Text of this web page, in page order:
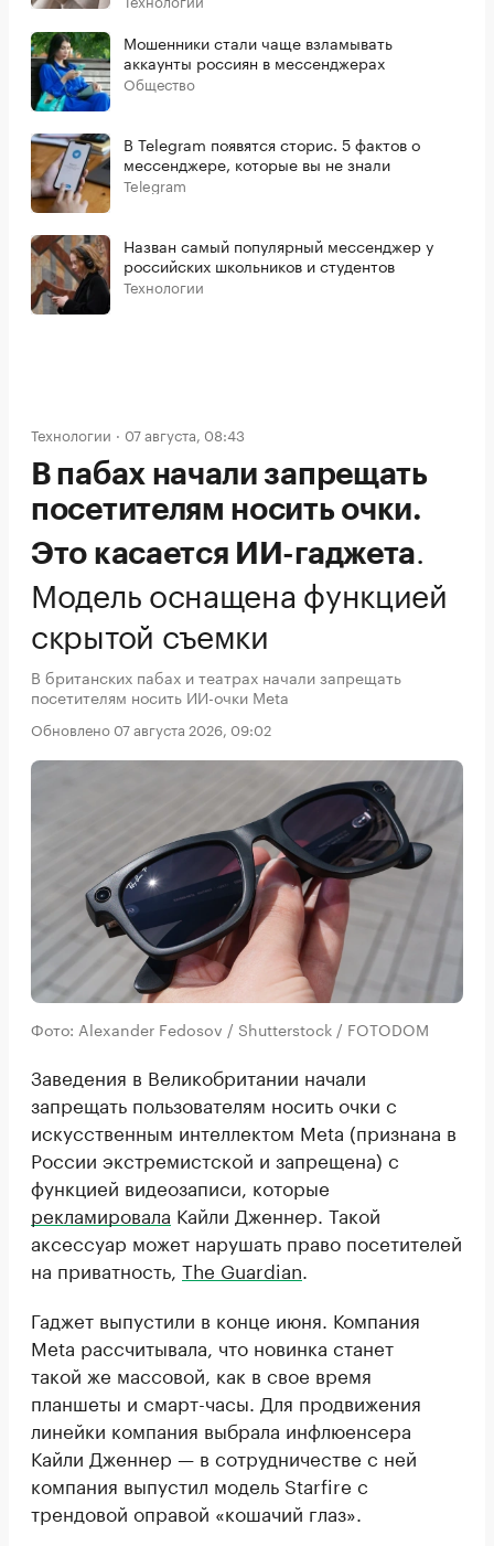
Мошенники стали чаще взламывать
аккаунты россиян в мессенджерах
Общество
В Telegram появятся сторис. 5 фактов о
мессенджере, которые вы не знали
Telegram
Назван самый популярный мессенджер у
российских школьников и студентов
Технологии
Технологии 07 августа, 08:43
В пабах начали запрещать
посетителям носить очки.
Это касается ИИ-гаджета.
Модель оснащена функцией
скрытой съемки
В британских пабах и театрах начали запрещать
посетителям носить ИИ-очки Meta
Обновлено 07 августа 2026, 09:02
Фото: Alexander Fedosov / Shutterstock / FOTODOM
Заведения в Великобритании начали
запрещать пользователям носить очки с
искусственным интеллектом Meta (признана в
России экстремистской и запрещена) с
функцией видеозаписи, которые
рекламировала Кайли Дженнер. Такой
аксессуар может нарушать право посетителей
на приватность, The Guardian
Гаджет выпустили в конце июня. Компания
Meta рассчитывала, что новинка станет
такой же массовой, как в свое время
планшеты и смарт-часы. Для продвижения
линейки компания выбрала инфлюенсера
Кайли Дженнер — в сотрудничестве с ней
компания выпустил модель Starfire с
трендовой оправой «кошачий глаз».